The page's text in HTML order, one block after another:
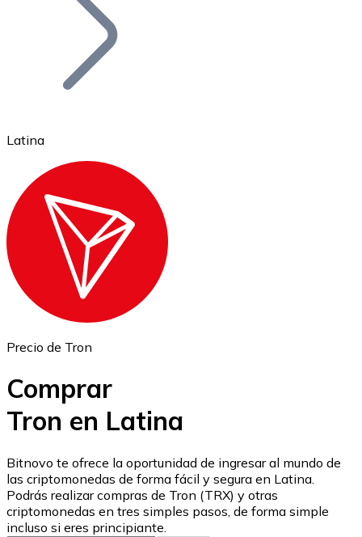
Ethereum
ETH
USD Coin
USDC
Latina
Precio de Tron
Comprar
Tron en Latina
Bitnovo te ofrece la oportunidad de ingresar al mundo de
las criptomonedas de forma fácil y segura en Latina.
Podrás realizar compras de Tron (TRX) y otras
criptomonedas en tres simples pasos, de forma simple
incluso si eres principiante.